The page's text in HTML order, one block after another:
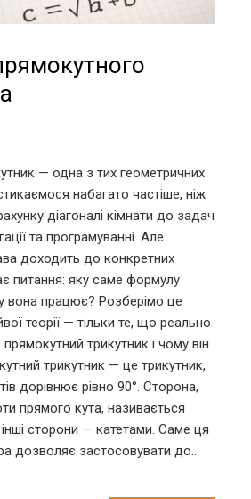
— одна з тих геометричних
набагато частіше, ніж
діагоналі кімнати до задач
та програмуванні. Але
доходить до конкретних
питання: яку саме формулу
вона працює? Розберімо це
теорії — тільки те, що реально
трикутник і чому він
трикутник — це трикутник,
дорівнює рівно 90°. Сторона,
прямого кута, називається
інші сторони — катетами. Саме ця
дозволяє застосовувати до…